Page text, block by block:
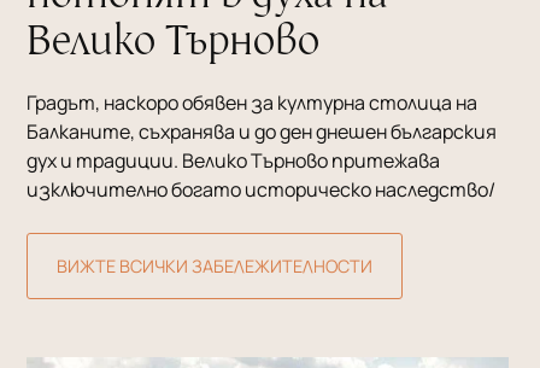
Велико Търново
Градът, наскоро обявен за културна столица на
Балканите, съхранява и до ден днешен българския
дух и традиции. Велико Търново притежава
изключително богато историческо наследство/
ВИЖТЕ ВСИЧКИ ЗАБЕЛЕЖИТЕЛНОСТИ